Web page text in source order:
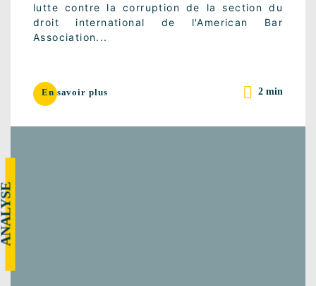
lutte contre la corruption de la section du
droit international de l'American Bar
Association...
En savoir plus 2 min